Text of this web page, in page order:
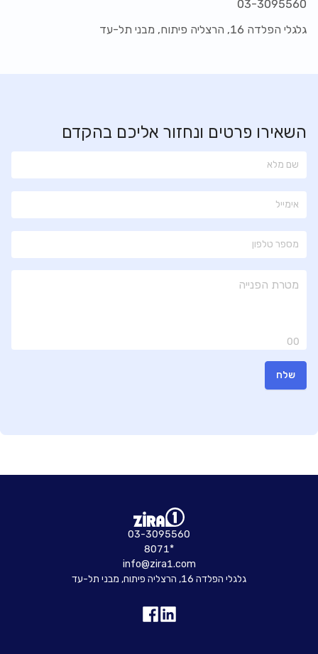
03-3095560
גלגלי הפלדה 16, הרצליה פיתוח, מבני תל-עד
השאירו פרטים ונחזור אליכם בהקדם
00
שלח
03-3095560
8071*
info@zira1.com
גלגלי הפלדה 16, הרצליה פיתוח, מבני תל-עד